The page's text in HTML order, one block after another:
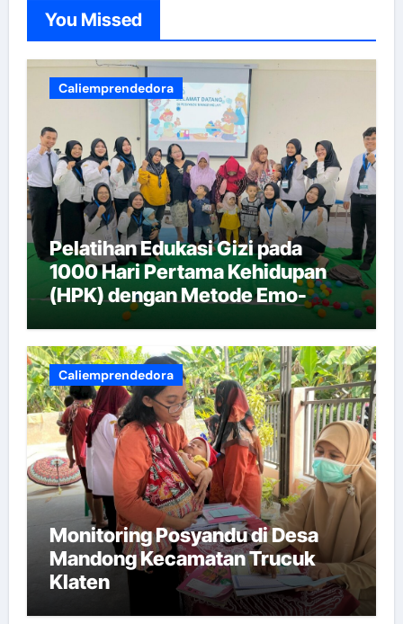
You Missed
Caliemprendedora
Pelatihan Edukasi Gizi pada
1000 Hari Pertama Kehidupan
(HPK) dengan Metode Emo-
Caliemprendedora
Monitoring Posyandu di Desa
Mandong Kecamatan Trucuk
Klaten